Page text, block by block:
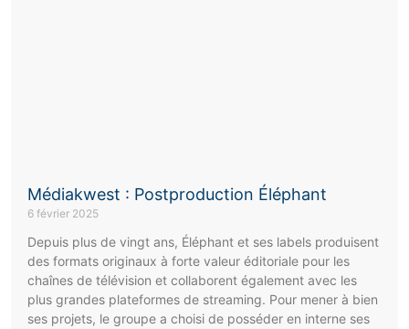
Médiakwest : Postproduction Éléphant
6 février 2025
Depuis plus de vingt ans, Éléphant et ses labels produisent
des formats originaux à forte valeur éditoriale pour les
chaînes de télévision et collaborent également avec les
plus grandes plateformes de streaming. Pour mener à bien
ses projets, le groupe a choisi de posséder en interne ses